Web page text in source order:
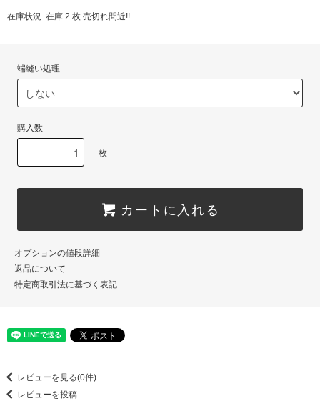
在庫状況 在庫 2 枚 売切れ間近!!
端縫い処理
購入数
枚
カートに入れる
オプションの値段詳細
返品について
特定商取引法に基づく表記
レビューを見る(0件)
レビューを投稿